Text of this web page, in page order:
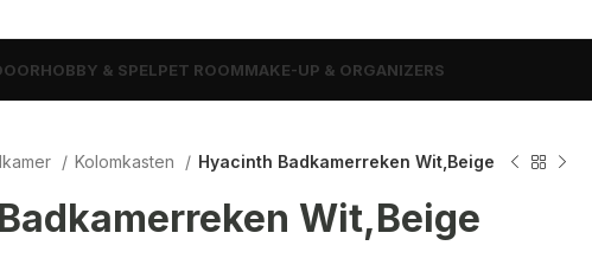
HOBBY & SPEL PET ROOMMAKE-UP & ORGANIZERS
Kolomkasten Hyacinth Badkamerreken Wit,Beige
Wit,Beige